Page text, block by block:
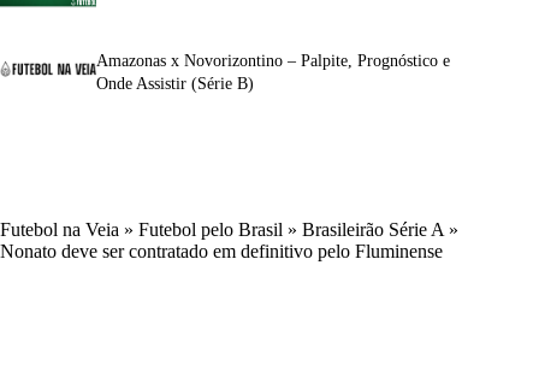
Amazonas x Novorizontino – Palpite, Prognóstico e
Onde Assistir (Série B)
Futebol na Veia » Futebol pelo Brasil » Brasileirão Série A »
Nonato deve ser contratado em definitivo pelo Fluminense